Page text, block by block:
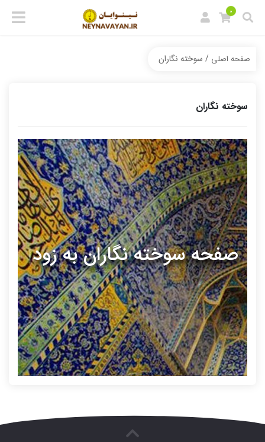
0
صفحه اصلی / سوخته نگاران
سوخته نگاران
صفحه سوخته نگاران به
زودی|